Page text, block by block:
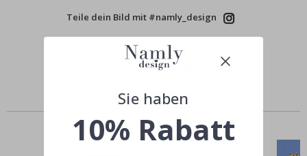
Teile dein Bild mit #namly_design
Ähnliche Produkte
Sie haben
10% Rabatt